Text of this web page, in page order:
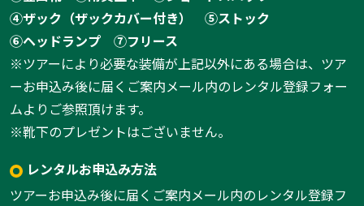
④ザック（ザックカバー付き）
⑤ストック
⑥ヘッドランプ
⑦フリース
※ツアーにより必要な装備が上記以外にある場合は、ツア
ーお申込み後に届くご案内メール内のレンタル登録フォー
ムよりご参照頂けます。
※靴下のプレゼントはございません。
レンタルお申込み方法
ツアーお申込み後に届くご案内メール内のレンタル登録フ